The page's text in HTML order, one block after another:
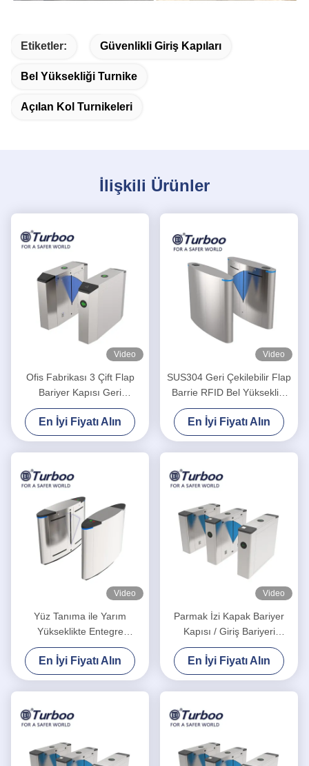
Etiketler: Güvenlikli Giriş Kapıları
Bel Yüksekliği Turnike
Açılan Kol Turnikeleri
İlişkili Ürünler
Video
Ofis Fabrikası 3 Çift Flap
Bariyer Kapısı Geri
Çekilebilir Otomatik Tasarım
En İyi Fiyatı Alın
Video
SUS304 Geri Çekilebilir Flap
Barrie RFID Bel Yüksekliği
Turnike Kapı Sistemi
En İyi Fiyatı Alın
Video
Yüz Tanıma ile Yarım
Yükseklikte Entegre
Otomatik Flap Bariyer
Turnike
En İyi Fiyatı Alın
Video
Parmak İzi Kapak Bariyer
Kapısı / Giriş Bariyeri
Sistemleri Otomatik Sıfırlama
İşlevi
En İyi Fiyatı Alın